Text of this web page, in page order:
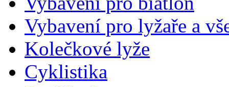
Vybavení pro lyžaře a
Kolečkové lyže
Cyklistika